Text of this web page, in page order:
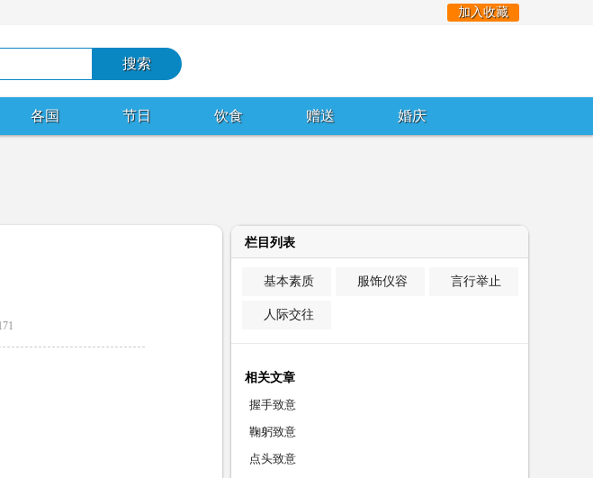
加入收藏
各国 节日 饮食 赠送 婚庆
栏目列表
基本素质 服饰仪容 言行举止
人际交往
相关文章
握手致意
鞠躬致意
点头致意